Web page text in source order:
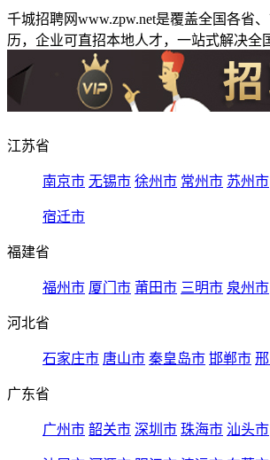
千城招聘网www.zpw.net是覆盖全国各省
历，企业可直招本地人才，一站式解决全
江苏省
南京市 无锡市 徐州市 常州市 苏州市
宿迁市
福建省
福州市 厦门市 莆田市 三明市 泉州市
河北省
石家庄市 唐山市 秦皇岛市 邯郸市
广东省
广州市 韶关市 深圳市 珠海市 汕头市